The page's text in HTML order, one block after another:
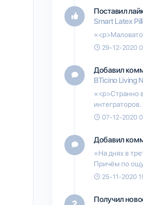
Поставил
Smart Latex
29-12-2020
Добавил
BTicino Living
«<p>Странно
07-12-2020
Добавил
«На днях в
Причём по
25-11-2020
Получил